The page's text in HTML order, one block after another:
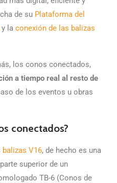
de su Plataforma del
y la conexión de las balizas
los conos conectados,
a tiempo real al resto de
de los eventos u obras
conectados?
balizas V16, de hecho es una
superior de un
TB-6 (Conos de